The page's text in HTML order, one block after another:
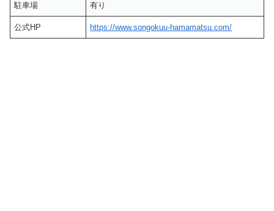
駐車場 有り
公式HP https://www.songokuu-hamamatsu.com/